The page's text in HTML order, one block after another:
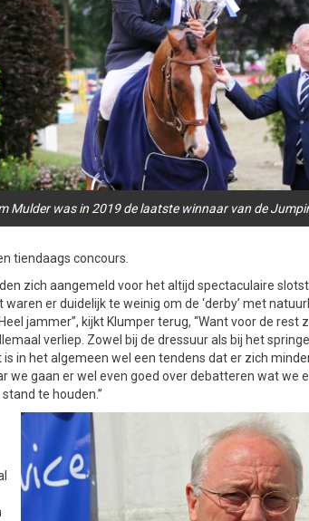
Mulder was in 2019 de laatste winnaar van de
tiendaags concours.
zich aangemeld voor het altijd spectaculaire
er duidelijk te weinig om de ‘derby’ met
jammer”, kijkt Klumper terug, “Want voor de rest
verliep. Zowel bij de dressuur als bij het
is in het algemeen wel een tendens dat er zich
we gaan er wel even goed over debatteren wat we
te houden.”